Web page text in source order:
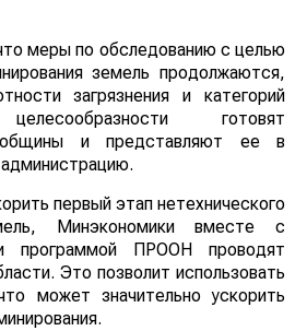
меры по обследованию с целью
земель продолжаются,
загрязнения и категорий
готовят
общины и представляют ее в
первый этап нетехнического
Минэкономики вместе с
и программой ПРООН проводят
Это позволит использовать
может значительно ускорить